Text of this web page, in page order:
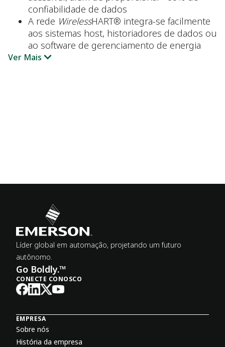
confiabilidade de dados
A rede WirelessHART® integra-se facilmente
aos sistemas host, historiadores de dados ou
ao software de gerenciamento de energia
Ver Mais
Líder global em automação, projetando um futuro
autônomo.
Go Boldly.™
CONECTE CONOSCO
EMPRESA
Sobre nós
História da empresa